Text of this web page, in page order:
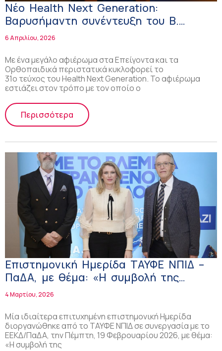
Νέο Health Next Generation:
Βαρυσήμαντη συνέντευξη του Β.
Αποστολόπουλου – Αφιέρωμα στα
επείγοντα και ορθοπαιδικά
περιστατικά
6 Απριλίου, 2026
Με ένα μεγάλο αφιέρωμα στα Επείγοντα και τα
Ορθοπαιδικά περιστατικά κυκλοφορεί το
31ο τεύχος του Health Next Generation. Το αφιέρωμα
εστιάζει στον τρόπο με τον οποίο ο
Περισσότερα
Επιστημονική Ημερίδα ΤΑΥΦΕ ΝΠΙΔ –
ΠαΔΑ, με θέμα: «Η συμβολή της
Δημόσιας και Ιδιωτικής
Συμπληρωματικής Ασφάλισης στην
αντιμετώπιση της Δημογραφικής
Κρίσης» Ήταν όλοι εκεί!
4 Μαρτίου, 2026
Μία ιδιαίτερα επιτυχημένη επιστημονική Ημερίδα
διοργανώθηκε από το ΤΑΥΦΕ ΝΠΙΔ σε συνεργασία με το
ΕΕΚΔ/ΠαΔΑ, την Πέμπτη, 19 Φεβρουαρίου 2026, με θέμα:
«Η συμβολή της